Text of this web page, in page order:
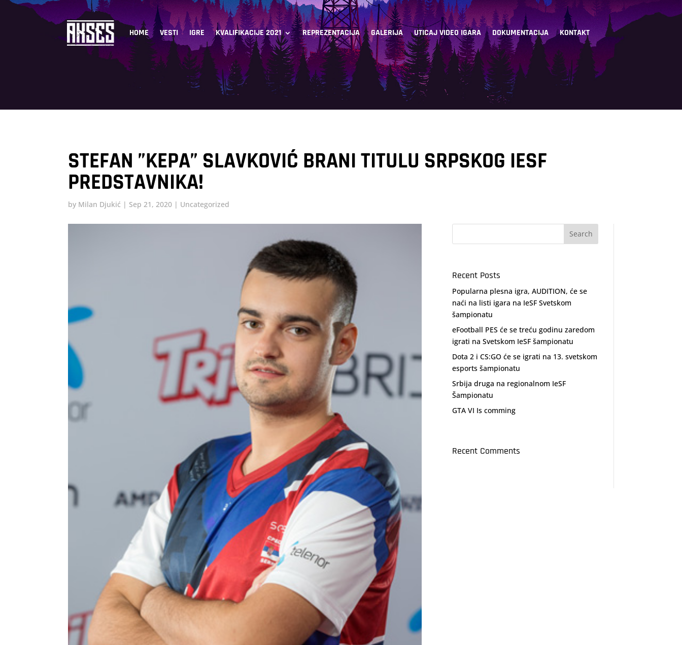
HOME VESTI IGRE KVALIFIKACIJE 2021 REPREZENTACIJA GALERIJA UTICAJ VIDEO IGARA DOKUMENTACIJA KONTAKT
STEFAN ”KEPA” SLAVKOVIĆ BRANI TITULU SRPSKOG IESF
PREDSTAVNIKA!
by Milan Djukić | Sep 21, 2020 | Uncategorized
Recent Posts
Popularna plesna igra, AUDITION, će se
naći na listi igara na IeSF Svetskom
šampionatu
eFootball PES će se treću godinu zaredom
igrati na Svetskom IeSF šampionatu
Dota 2 i CS:GO će se igrati na 13. svetskom
esports šampionatu
Srbija druga na regionalnom IeSF
Šampionatu
GTA VI Is comming
Recent Comments